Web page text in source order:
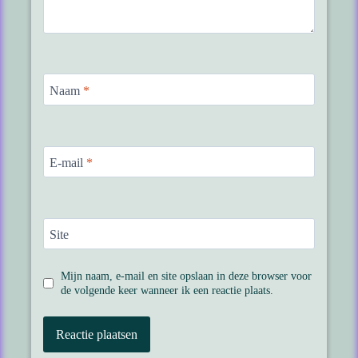
Naam *
E-mail *
Site
Mijn naam, e-mail en site opslaan in deze browser voor
de volgende keer wanneer ik een reactie plaats.